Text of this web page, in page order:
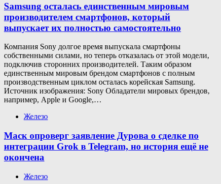
Samsung осталась единственным мировым
производителем смартфонов, который
выпускает их полностью самостоятельно
Компания Sony долгое время выпускала смартфоны
собственными силами, но теперь отказалась от этой модели,
подключив сторонних производителей. Таким образом
единственным мировым брендом смартфонов с полным
производственным циклом осталась корейская Samsung.
Источник изображения: Sony Обладатели мировых брендов,
например, Apple и Google,…
Железо
Маск опроверг заявление Дурова о сделке по
интеграции Grok в Telegram, но история ещё не
окончена
Железо